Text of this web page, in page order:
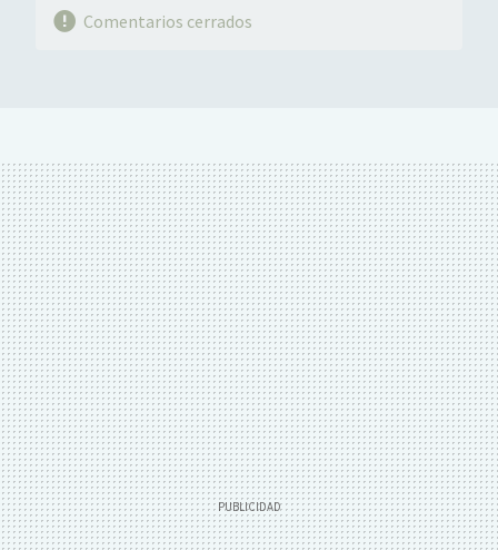
Comentarios cerrados